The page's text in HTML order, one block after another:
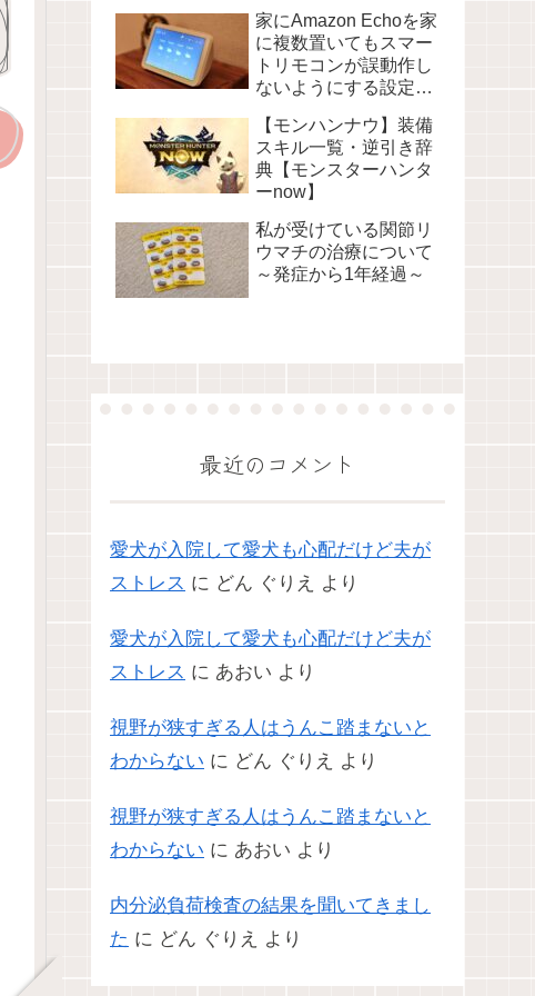
家にAmazon Echoを家
に複数置いてもスマー
トリモコンが誤動作し
ないようにする設定に
【モンハンナウ】装備
スキル一覧・逆引き辞
典【モンスターハンタ
ーnow】
私が受けている関節リ
ウマチの治療について
～発症から1年経過～
最近のコメント
愛犬が入院して愛犬も心配だけど夫が
ストレス に どん ぐりえ より
愛犬が入院して愛犬も心配だけど夫が
ストレス に あおい より
視野が狭すぎる人はうんこ踏まないと
わからない に どん ぐりえ より
視野が狭すぎる人はうんこ踏まないと
わからない に あおい より
内分泌負荷検査の結果を聞いてきまし
た に どん ぐりえ より